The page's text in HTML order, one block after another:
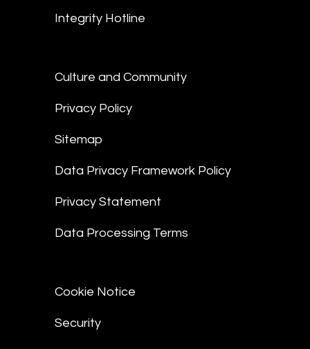
Integrity Hotline
Culture and Community
Privacy Policy
Sitemap
Data Privacy Framework Policy
Privacy Statement
Data Processing Terms
Cookie Notice
Security